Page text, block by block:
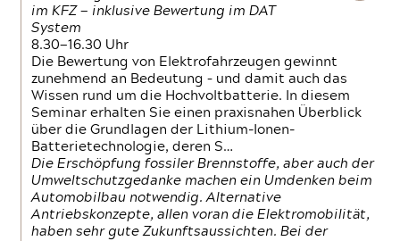
im KFZ — inklusive Bewertung im DAT
System
8.30—16.30 Uhr
Die Bewertung von Elektrofahrzeugen gewinnt
zunehmend an Bedeutung – und damit auch das
Wissen rund um die Hochvoltbatterie. In diesem
Seminar erhalten Sie einen praxisnahen Überblick
über die Grundlagen der Lithium-Ionen-
Batterietechnologie, deren S…
Die Erschöpfung fossiler Brennstoffe, aber auch der
Umweltschutzgedanke machen ein Umdenken beim
Automobilbau notwendig. Alternative
Antriebskonzepte, allen voran die Elektromobilität,
haben sehr gute Zukunftsaussichten. Bei der